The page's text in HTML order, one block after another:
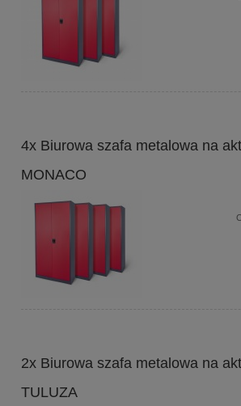
4x Biurowa szafa metalowa na
MONACO
2x Biurowa szafa metalowa na
TULUZA